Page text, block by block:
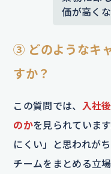
価が高く
③ どのようなキ
すか？
この質問では、 入社
のかを見られていま
にくい」と思われが
チームをまとめる立